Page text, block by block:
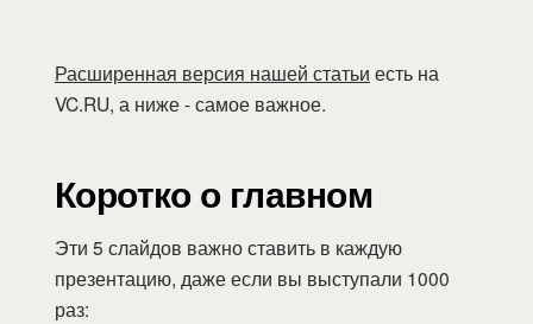
Расширенная версия нашей статьи есть на
VC.RU, а ниже - самое важное.
Коротко о главном
Эти 5 слайдов важно ставить в каждую
презентацию, даже если вы выступали 1000
раз: